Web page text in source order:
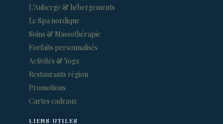
L'Auberge & hébergements
Le Spa nordique
Soins & Massothérapie
Forfaits personnalisés
Activités & Yoga
Restaurants région
Promotions
Cartes cadeaux
LIENS UTILES